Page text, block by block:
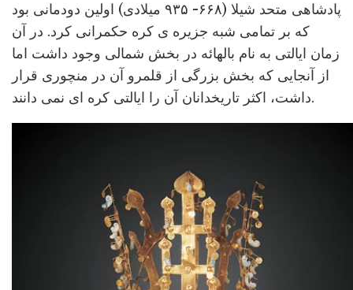
پادشاهی متحد شیلا (۶۶۸- ۹۳۵ میلادی) اولین دودمانی بود
که بر تمامی شبه جزیره ی کره حکمرانی کرد. در آن
زمان ایالتی به نام بالهائه در بخش شمالی وجود داشت اما
از آنجایی که بخش بزرگی از قلمرو آن در منچوری قرار
داشت، اکثر تاریخدانان آن را ایالتی کره ای نمی دانند.